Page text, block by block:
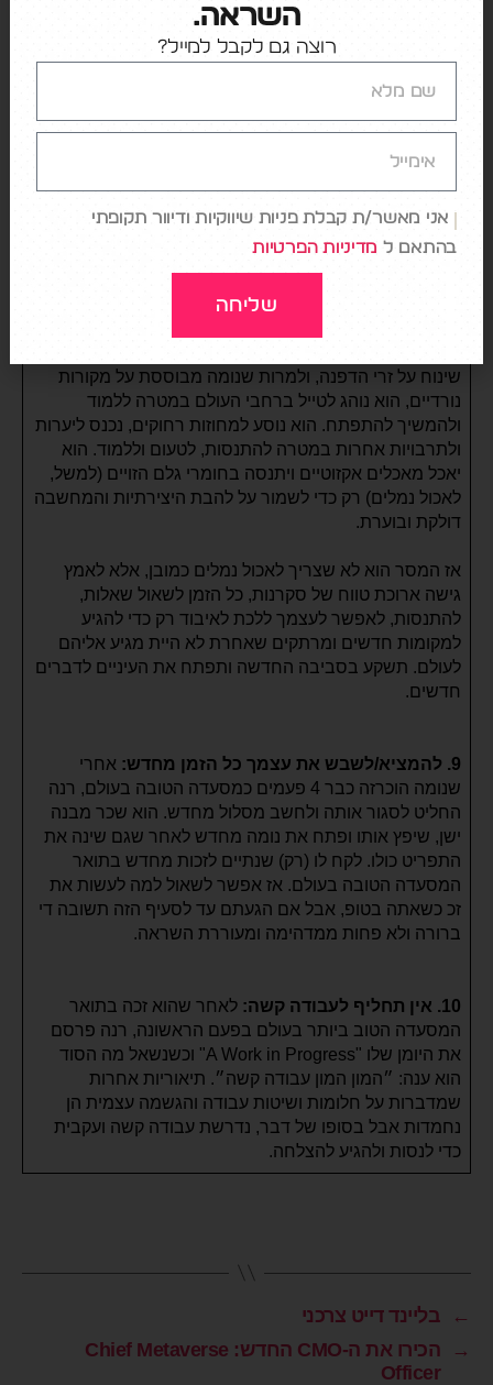
7. לשמר סטנדרטים בלתי מתפשרים:
רנה יודע היטב
שברגע שאתה מתחיל לעגל פינות, אפילו בקצת, הדבר יוביל
לזכור, מדובר במסעדה הטובה בעולם, עם צוות שנחשב
לטוב ביותר, סועדים שמגיעים מכל רחבי העולם וכמובן
נומה. במציאות שכזו, וגם על בסיס סט הערכים האישיים של
רנה, נדרשת עבודה מתמשכת, אינטנסיבית ובעיקר בלתי
מתפשרת כדי לשמור על הרמה הגבוהה של המסעדה, בטח
שינוח על זרי הדפנה, ולמרות שנומה מבוססת על מקורות
נורדיים, הוא נוהג לטייל ברחבי העולם במטרה ללמוד
ולהמשיך להתפתח. הוא נוסע למחוזות רחוקים, נכנס ליערות
ולתרבויות אחרות במטרה להתנסות, לטעום וללמוד. הוא
יאכל מאכלים אקזוטיים ויתנסה בחומרי גלם הזויים (למשל,
לאכול נמלים) רק כדי לשמור על להבת היצירתיות והמחשבה
דולקת ובוערת.
אז המסר הוא לא שצריך לאכול נמלים כמובן, אלא לאמץ
גישה ארוכת טווח של סקרנות, כל הזמן לשאול שאלות,
להתנסות, לאפשר לעצמך ללכת לאיבוד רק כדי להגיע
למקומות חדשים ומרתקים שאחרת לא היית מגיע אליהם
לעולם. תשקע בסביבה החדשה ותפתח את העיניים לדברים
חדשים.
9. להמציא/לשבש את עצמך כל הזמן מחדש:
אחרי
שנומה הוכרזה כבר 4 פעמים כמסעדה הטובה בעולם, רנה
החליט לסגור אותה ולחשב מסלול מחדש. הוא שכר מבנה
ישן, שיפץ אותו ופתח את נומה מחדש לאחר שגם שינה את
התפריט כולו. לקח לו (רק) שנתיים לזכות מחדש בתואר
המסעדה הטובה בעולם. אז אפשר לשאול למה לעשות את
זכ כשאתה בטופ, אבל אם הגעתם עד לסעיף הזה תשובה די
ברורה ולא פחות ממדהימה ומעוררת השראה.
10. אין תחליף לעבודה קשה:
לאחר שהוא זכה בתואר
המסעדה הטוב ביותר בעולם בפעם הראשונה, רנה פרסם
את היומן שלו "A Work in Progress" וכשנשאל מה הסוד
הוא ענה: ״המון המון עבודה קשה״. תיאוריות אחרות
שמדברות על חלומות ושיטות עבודה והגשמה עצמית הן
נחמדות אבל בסופו של דבר, נדרשת עבודה קשה ועקבית
כדי לנסות ולהגיע להצלחה.
←
בליינד דייט צרכני
→
הכירו את ה-CMO החדש: Chief Metaverse
Officer
השראה.
רוצה גם לקבל למייל?
אני מאשר/ת קבלת פניות שיווקיות ודיוור תקופתי
בהתאם ל מדיניות הפרטיות
שליחה